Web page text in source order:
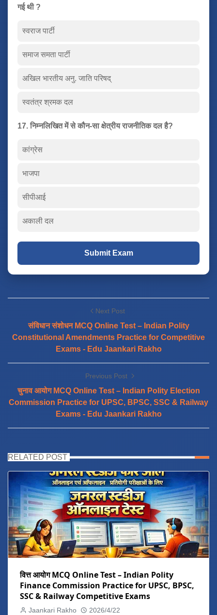
गई थी ?
स्वराज पार्टी
समाज समता पार्टी
अखिल भारतीय अनु. जाति परिषद्
स्वतंत्र श्रमक दल
17. निम्नलिखित में से कौन-सा क्षेत्रीय राजनीतिक दल है?
कांग्रेस
भाजपा
सीपीआई
अकाली दल
Submit Exam
Next Post
संविधान संशोधन MCQ Online Test – Indian Polity
Constitutional Amendments Practice for Competitive
Exams - Edu Jaankari Rakho
Previous Post
चुनाव आयोग MCQ Online Test – Indian Polity Election
Commission Practice for UPSC, BPSC, SSC & Railway
Exams - Edu Jaankari Rakho
RELATED POST
वित्त आयोग MCQ Online Test – Indian Polity
Finance Commission Practice for UPSC, BPSC,
SSC & Railway Competitive Exams
Jaankari Rakho 2026/4/22